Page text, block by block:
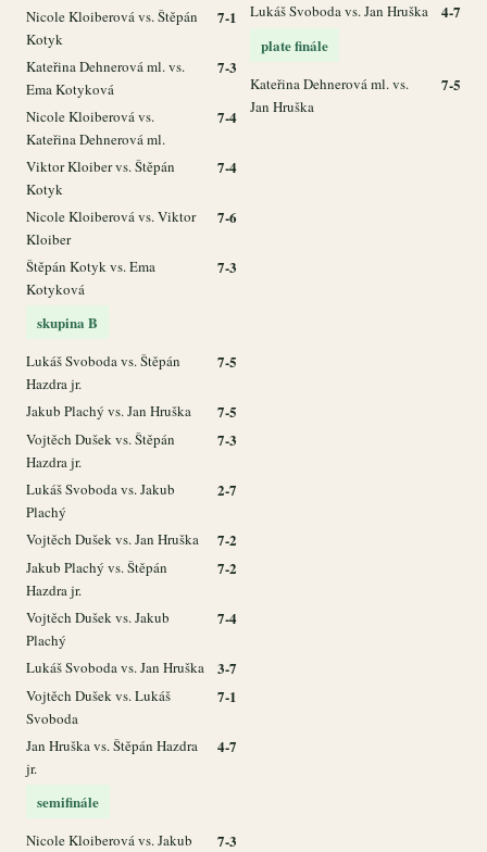
Nicole Kloiberová vs. Štěpán
Kotyk
7-1
Kateřina Dehnerová ml. vs.
Ema Kotyková
7-3
Nicole Kloiberová vs.
Kateřina Dehnerová ml.
7-4
Viktor Kloiber vs. Štěpán
Kotyk
7-4
Nicole Kloiberová vs. Viktor
Kloiber
7-6
Štěpán Kotyk vs. Ema
Kotyková
7-3
skupina B
Lukáš Svoboda vs. Štěpán
Hazdra jr.
7-5
Jakub Plachý vs. Jan Hruška 7-5
Vojtěch Dušek vs. Štěpán
Hazdra jr.
7-3
Lukáš Svoboda vs. Jakub
Plachý
2-7
Vojtěch Dušek vs. Jan Hruška 7-2
Jakub Plachý vs. Štěpán
Hazdra jr.
7-2
Vojtěch Dušek vs. Jakub
Plachý
7-4
Lukáš Svoboda vs. Jan Hruška 3-7
Vojtěch Dušek vs. Lukáš
Svoboda
7-1
Jan Hruška vs. Štěpán Hazdra
jr.
4-7
semifinále
Nicole Kloiberová vs. Jakub
7-3
Lukáš Svoboda vs. Jan Hruška
4-7
plate finále
Kateřina Dehnerová ml. vs.
Jan Hruška
7-5